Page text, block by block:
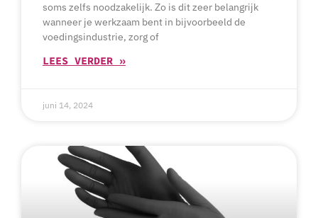
soms zelfs noodzakelijk. Zo is dit zeer belangrijk
wanneer je werkzaam bent in bijvoorbeeld de
voedingsindustrie, zorg of
LEES VERDER »
juni 14, 2024